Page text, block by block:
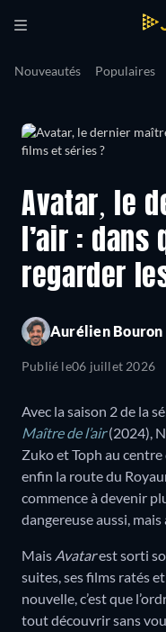
Nouveautés Populaires
Avatar, le
l’air : dans
regarder
Aurélien Bouron
Publié le06 juillet 2026
Avec la saison 2 de la
Maître de l’air(2024),
Zuko et Toph au
enfin la route du
commence à devenir
dangereuse aussi,
Mais Avatarest sorti
suites, ses films ratés
nouvelle, c’est que
tout découvrir sans